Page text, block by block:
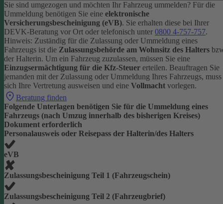
Sie sind umgezogen und möchten Ihr Fahrzeug ummelden? Für die
Ummeldung benötigen Sie eine elektronische
Versicherungsbescheinigung (eVB). Sie erhalten diese bei Ihrer
DEVK-Beratung vor Ort oder telefonisch unter 0800 4-757-757.
Hinweis: Zuständig für die Zulassung oder Ummeldung eines
Fahrzeugs ist die Zulassungsbehörde am Wohnsitz des Halters
der Halterin. Um ein Fahrzeug zuzulassen, müssen Sie eine
Einzugsermächtigung für die Kfz-Steuer erteilen. Beauftragen Sie
jemanden mit der Zulassung oder Ummeldung Ihres Fahrzeugs, muss
sich Ihre Vertretung ausweisen und eine Vollmacht vorlegen.
Beratung finden
Folgende Unterlagen benötigen Sie für die Ummeldung eines
Fahrzeugs (nach Umzug innerhalb des bisherigen Kreises)
Dokument erforderlich
Personalausweis oder Reisepass der Halterin/des Halters
eVB
Zulassungsbescheinigung Teil 1 (Fahrzeugschein)
Zulassungsbescheinigung Teil 2 (Fahrzeugbrief)